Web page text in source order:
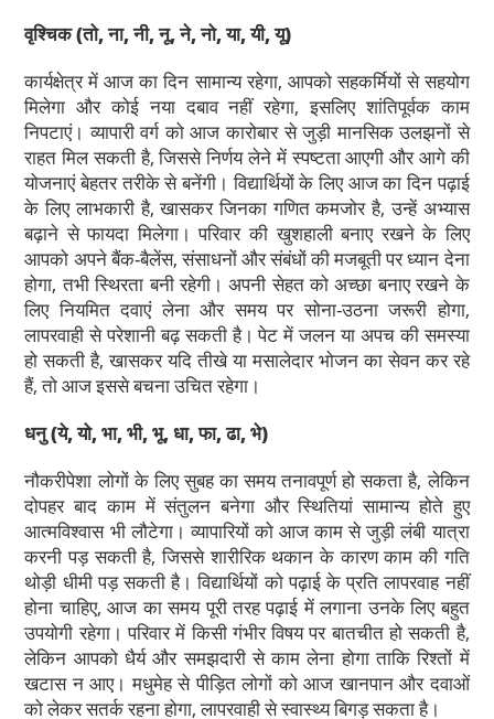
वृश्चिक(तो, ना, नी, नू, ने, नो, या, यी, यू)
कार्यक्षेत्र में आज का दिन सामान्य रहेगा, आपको सहकर्मियों से सहयोग
मिलेगा और कोई नया दबाव नहीं रहेगा, इसलिए शांतिपूर्वक काम
निपटाएं। व्यापारी वर्ग को आज कारोबार से जुड़ी मानसिक उलझनों से
राहत मिल सकती है, जिससे निर्णय लेने में स्पष्टता आएगी और आगे की
योजनाएं बेहतर तरीके से बनेंगी। विद्यार्थियों के लिए आज का दिन पढ़ाई
के लिए लाभकारी है, खासकर जिनका गणित कमजोर है, उन्हें अभ्यास
बढ़ाने से फायदा मिलेगा। परिवार की खुशहाली बनाए रखने के लिए
आपको अपने बैंक-बैलेंस, संसाधनों और संबंधों की मजबूती पर ध्यान देना
होगा, तभी स्थिरता बनी रहेगी। अपनी सेहत को अच्छा बनाए रखने के
लिए नियमित दवाएं लेना और समय पर सोना-उठना जरूरी होगा,
लापरवाही से परेशानी बढ़ सकती है। पेट में जलन या अपच की समस्या
हो सकती है, खासकर यदि तीखे या मसालेदार भोजन का सेवन कर रहे
हैं, तो आज इससे बचना उचित रहेगा।
धनु(ये, यो, भा, भी, भू, धा, फा, ढा, भे)
नौकरीपेशा लोगों के लिए सुबह का समय तनावपूर्ण हो सकता है, लेकिन
दोपहर बाद काम में संतुलन बनेगा और स्थितियां सामान्य होते हुए
आत्मविश्वास भी लौटेगा। व्यापारियों को आज काम से जुड़ी लंबी यात्रा
करनी पड़ सकती है, जिससे शारीरिक थकान के कारण काम की गति
थोड़ी धीमी पड़ सकती है। विद्यार्थियों को पढ़ाई के प्रति लापरवाह नहीं
होना चाहिए, आज का समय पूरी तरह पढ़ाई में लगाना उनके लिए बहुत
उपयोगी रहेगा। परिवार में किसी गंभीर विषय पर बातचीत हो सकती है,
लेकिन आपको धैर्य और समझदारी से काम लेना होगा ताकि रिश्तों में
खटास न आए। मधुमेह से पीड़ित लोगों को आज खानपान और दवाओं
को लेकर सतर्क रहना होगा, लापरवाही से स्वास्थ्य बिगड़ सकता है।